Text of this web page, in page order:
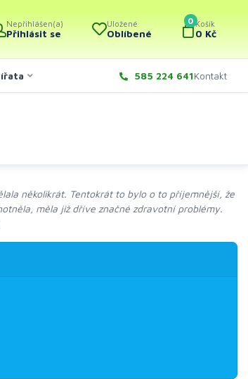
Nepřihlášen(a)
Přihlásit se
Uložené
Oblíbené
0 Košík
0 Kč
585 224 641Kontakt
několikrát. Tentokrát to bylo o to příjemnější, že
měla již dříve značné zdravotní problémy.